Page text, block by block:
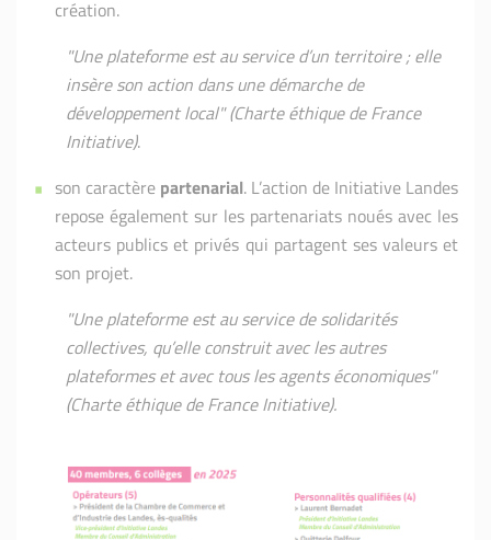
création.
"Une plateforme est au service d’un territoire ; elle
insère son action dans une démarche de
développement local" (Charte éthique de France
Initiative).
son caractère partenarial. L’action de Initiative Landes
repose également sur les partenariats noués avec les
acteurs publics et privés qui partagent ses valeurs et
son projet.
"Une plateforme est au service de solidarités
collectives, qu’elle construit avec les autres
plateformes et avec tous les agents économiques"
(Charte éthique de France Initiative).